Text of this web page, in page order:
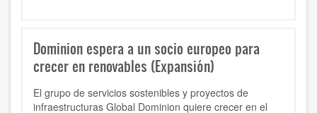
Dominion espera a un socio europeo para
crecer en renovables (Expansión)
El grupo de servicios sostenibles y proyectos de
infraestructuras Global Dominion quiere crecer en el